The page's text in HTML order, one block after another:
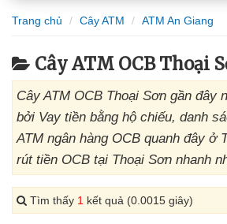
Trang chủ Cây ATM ATM An Giang
Cây ATM OCB Thoại
Cây ATM OCB Thoại Sơn gần đây
bởi Vay tiền bằng hộ chiếu, danh
ATM ngân hàng OCB quanh đây ở
rút tiền OCB tại Thoại Sơn nhanh
Tìm thấy 1 kết quả (0.0015 giây)